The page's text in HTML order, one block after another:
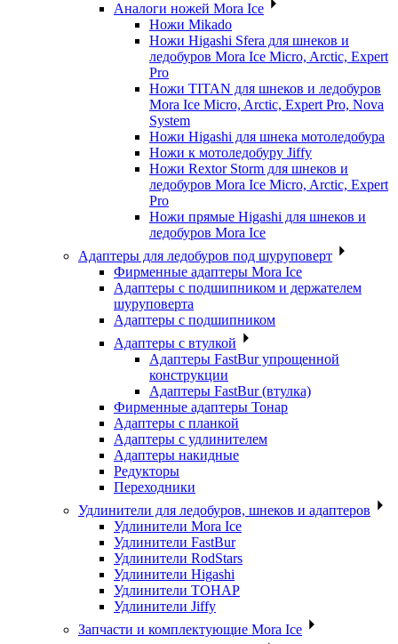
Аналоги ножей Mora Ice
Ножи Mikado
Ножи Higashi Sfera для шнеков и
ледобуров Mora Ice Micro, Arctic, Expert
Pro
Ножи TITAN для шнеков и ледобуров
Mora Ice Micro, Arctic, Expert Pro, Nova
System
Ножи Higashi для шнека мотоледобура
Ножи к мотоледобуру Jiffy
Ножи Rextor Storm для шнеков и
ледобуров Mora Ice Micro, Arctic, Expert
Pro
Ножи прямые Higashi для шнеков и
ледобуров Mora Ice
Адаптеры для ледобуров под шуруповерт
Фирменные адаптеры Mora Ice
Адаптеры с подшипником и держателем
шуруповерта
Адаптеры с подшипником
Адаптеры с втулкой
Адаптеры FastBur упрощенной
конструкции
Адаптеры FastBur (втулка)
Фирменные адаптеры Тонар
Адаптеры с планкой
Адаптеры с удлинителем
Адаптеры накидные
Редукторы
Переходники
Удлинители для ледобуров, шнеков и адаптеров
Удлинители Mora Ice
Удлинители FastBur
Удлинители RodStars
Удлинители Higashi
Удлинители ТОНАР
Удлинители Jiffy
Запчасти и комплектующие Mora Ice